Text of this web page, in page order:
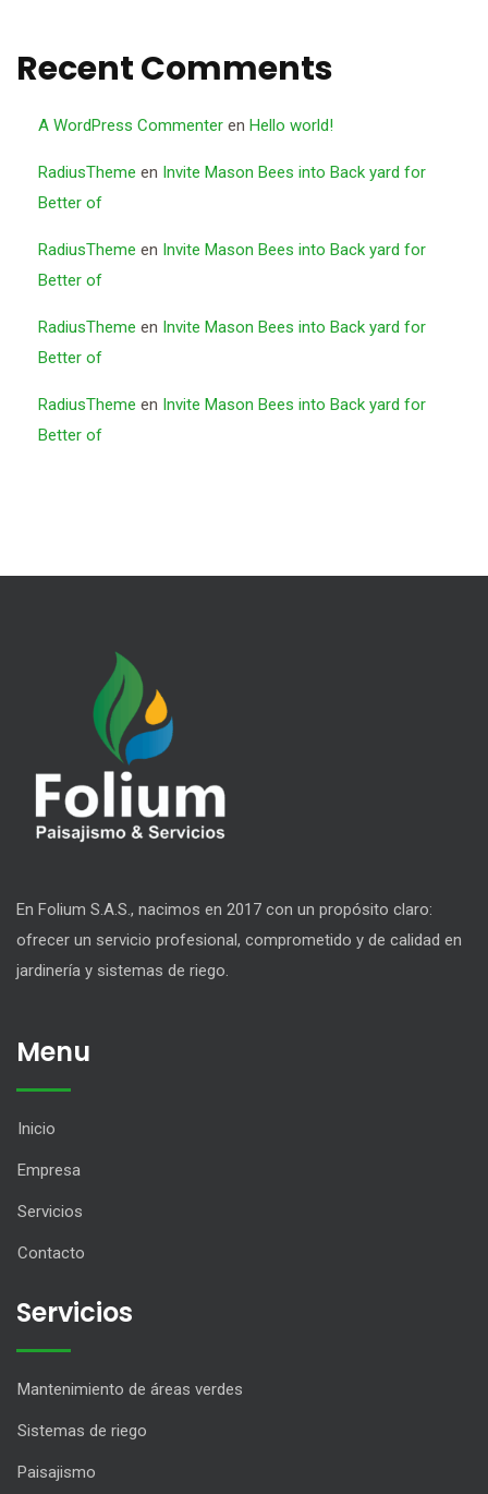
Recent Comments
A WordPress Commenter en Hello world!
RadiusTheme en Invite Mason Bees into Back yard for
Better of
RadiusTheme en Invite Mason Bees into Back yard for
Better of
RadiusTheme en Invite Mason Bees into Back yard for
Better of
RadiusTheme en Invite Mason Bees into Back yard for
Better of
En Folium S.A.S., nacimos en 2017 con un propósito claro:
ofrecer un servicio profesional, comprometido y de calidad en
jardinería y sistemas de riego.
Menu
Inicio
Empresa
Servicios
Contacto
Servicios
Mantenimiento de áreas verdes
Sistemas de riego
Paisajismo